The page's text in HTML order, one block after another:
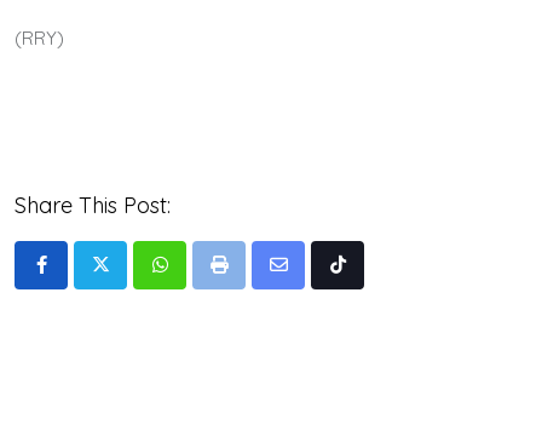
(RRY)
Share This Post:
WhatsappPrint
Share
Tiktok